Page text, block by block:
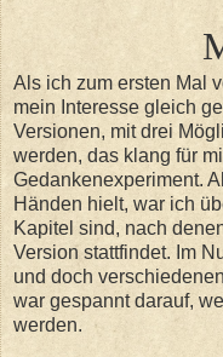
Als ich zum ersten Mal
mein Interesse gleich
Versionen, mit drei
werden, das klang für
Gedankenexperiment.
Händen hielt, war ich
Kapitel sind, nach
Version stattfindet. Im
und doch
war gespannt darauf,
werden.